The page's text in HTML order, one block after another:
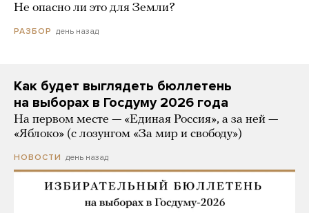
Не опасно ли это для Земли?
РАЗБОР день назад
Как будет выглядеть бюллетень
на выборах в Госдуму 2026 года
На первом месте — «Единая Россия», а за ней —
«Яблоко» (с лозунгом «За мир и свободу»)
НОВОСТИ день назад